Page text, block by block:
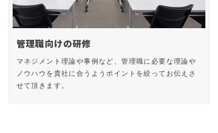
管理職向けの研修
マネジメント理論や事例など、管理職に必要な理論や
ノウハウを貴社に合うようポイントを絞ってお伝えさ
せて頂きます。